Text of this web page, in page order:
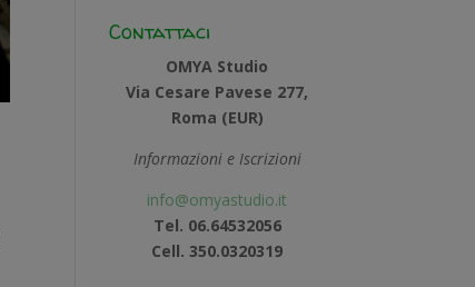
Contattaci
OMYA Studio
Via Cesare Pavese 277,
Roma (EUR)
Informazioni e Iscrizioni
info@omyastudio.it
Tel. 06.64532056
Cell. 350.0320319